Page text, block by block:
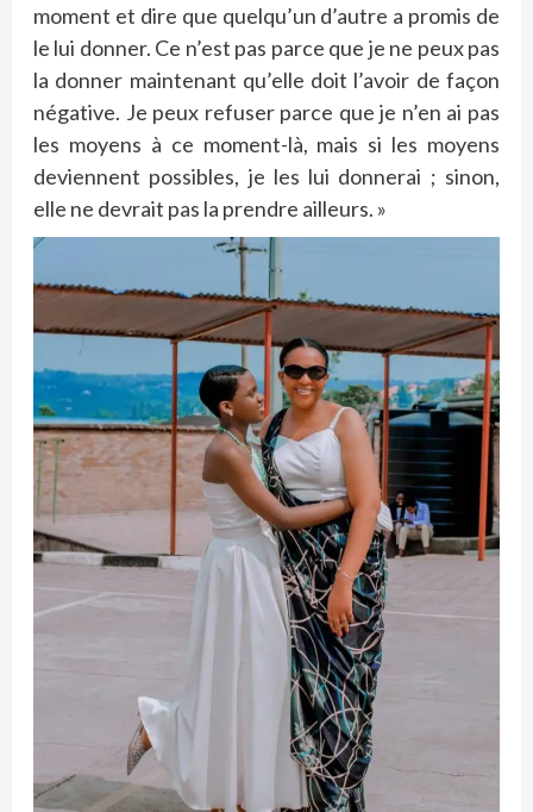
moment et dire que quelqu’un d’autre a promis de
le lui donner. Ce n’est pas parce que je ne peux pas
la donner maintenant qu’elle doit l’avoir de façon
négative. Je peux refuser parce que je n’en ai pas
les moyens à ce moment-là, mais si les moyens
deviennent possibles, je les lui donnerai ; sinon,
elle ne devrait pas la prendre ailleurs. »